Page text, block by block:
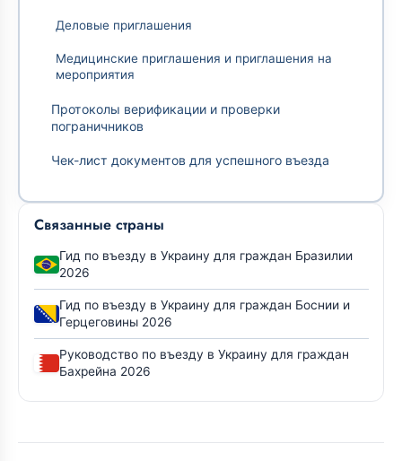
Деловые приглашения
Медицинские приглашения и приглашения на
мероприятия
Протоколы верификации и проверки
пограничников
Чек-лист документов для успешного въезда
Связанные страны
Гид по въезду в Украину для граждан Бразилии
2026
Гид по въезду в Украину для граждан Боснии и
Герцеговины 2026
Руководство по въезду в Украину для граждан
Бахрейна 2026